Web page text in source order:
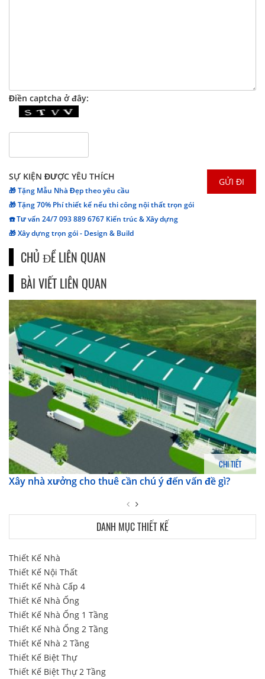
Điền captcha ở đây:
SỰ KIỆN ĐƯỢC YÊU THÍCH
🎁 Tặng Mẫu Nhà Đẹp theo yêu cầu
🎁 Tặng 70% Phí thiết kế nếu thi công nội thất trọn gói
☎️ Tư vấn 24/7 093 889 6767 Kiến trúc & Xây dựng
🎁 Xây dựng trọn gói - Design & Build
CHỦ ĐỀ LIÊN QUAN
BÀI VIẾT LIÊN QUAN
CHI TIẾT
Xây nhà xưởng cho thuê cần chú ý đến vấn đề gì?
DANH MỤC THIẾT KẾ
Thiết Kế Nhà
Thiết Kế Nội Thất
Thiết Kế Nhà Cấp 4
Thiết Kế Nhà Ống
Thiết Kế Nhà Ống 1 Tầng
Thiết Kế Nhà Ống 2 Tầng
Thiết Kế Nhà 2 Tầng
Thiết Kế Biệt Thự
Thiết Kế Biệt Thự 2 Tầng